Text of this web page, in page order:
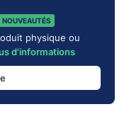
NOUVEAUTÉS
physique ou
d'informations